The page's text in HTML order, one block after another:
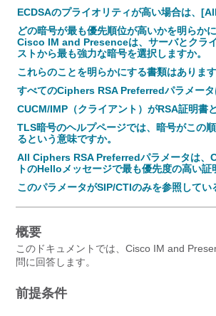
ECDSAのプライオリティが高い場合は、
どの暗号が最も優先順位が高いかを明らか
Cisco IM and Presenceは、サーバとクラ
ストから最も強力な暗号を選択しますか。
これらのことを明らかにする書類はあります
すべてのCiphers RSA Preferredパラメー
CUCM/IMP（クライアント）がRSA証明書
TLS暗号のヘルプページでは、暗号がこの
るという意味ですか。
All Ciphers RSA Preferredパラメータは、
トのHelloメッセージで最も優先度の高い証
このパラメータがSIP/CTIのみを参照して
概要
このドキュメントでは、Cisco IM and
問に回答します。
前提条件